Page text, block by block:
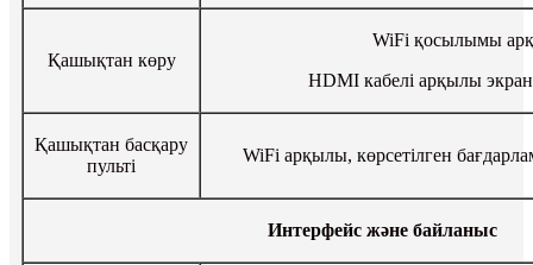
Қашықтан көру
WiFi қосылымы
HDMI кабелі арқылы
Қашықтан басқару
пульті
WiFi арқылы, көрсетілген
Интерфейс және байланыс